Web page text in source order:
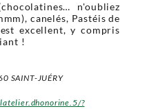
n'oubliez
canelés, Pastéis de
excellent, y compris
!
SAINT-JUÉRY
?